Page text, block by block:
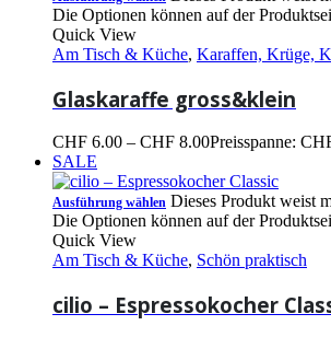
Die Optionen können auf der
Quick View
Am Tisch & Küche, Karaffen, Krüge,
Glaskaraffe gross&klein
CHF 6.00 – CHF 8.00Preisspanne:
SALE
Ausführung wählen Dieses Produkt weist
Die Optionen können auf der
Quick View
Am Tisch & Küche, Schön praktisch
cilio – Espressokocher